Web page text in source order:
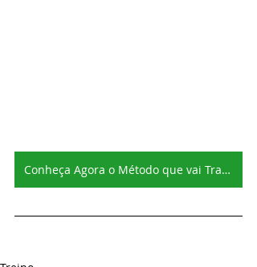
Conheça Agora o Método que vai Transformar a sua Vida